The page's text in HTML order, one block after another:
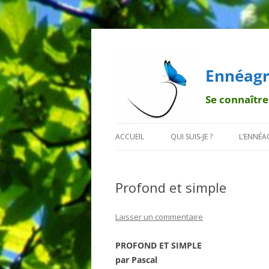
Se
ACCUEIL QUI SUIS-JE ?
POURQUOI UN PAPILLON ?
Profond et simple
Laisser un commentaire
PROFOND ET SIMPLE
par Pascal